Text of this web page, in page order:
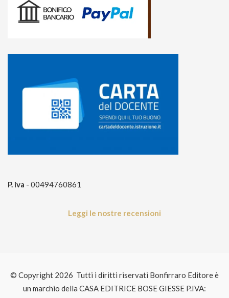
P. iva - 00494760861
Leggi le nostre recensioni
© Copyright 2026 Tutti i diritti riservati Bonfirraro Editore è
un marchio della CASA EDITRICE BOSE GIESSE P.IVA: